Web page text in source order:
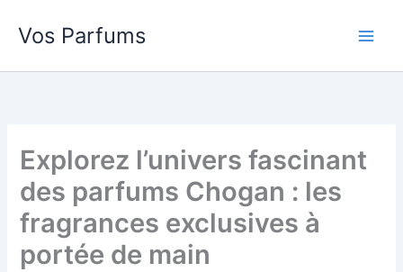
Vos Parfums
Explorez l’univers fascinant
des parfums Chogan : les
fragrances exclusives à
portée de main